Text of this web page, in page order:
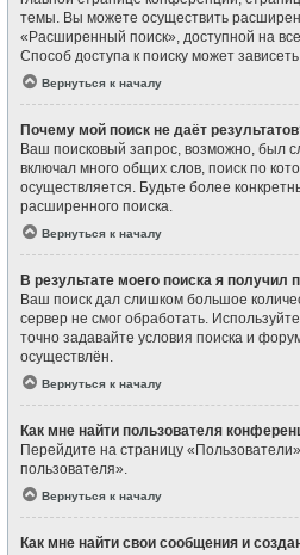
темы. Вы можете осуществить
«Расширенный поиск», доступной на
Способ доступа к поиску может
Вернуться к началу
Почему мой поиск не даёт
Ваш поисковый запрос, возможно, был
включал много общих слов, поиск по
осуществляется. Будьте более
расширенного поиска.
Вернуться к началу
В результате моего поиска я получил
Ваш поиск дал слишком большое
сервер не смог обработать.
точно задавайте условия поиска и
осуществлён.
Вернуться к началу
Как мне найти пользователя
Перейдите на страницу
пользователя».
Вернуться к началу
Как мне найти свои сообщения и